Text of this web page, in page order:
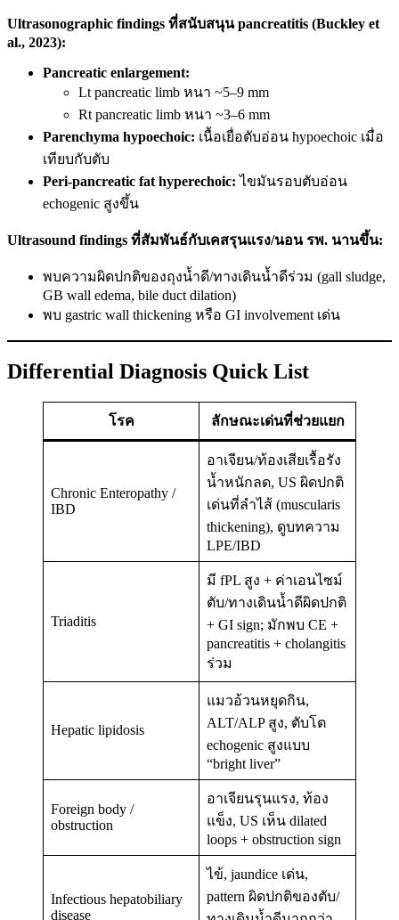
Ultrasonographic findings ที่สนับสนุน pancreatitis (Buckley et
al., 2023):
Pancreatic enlargement:
Lt pancreatic limb หนา ~5–9 mm
Rt pancreatic limb หนา ~3–6 mm
Parenchyma hypoechoic: เนื้อเยื่อตับอ่อน hypoechoic เมื่อ
เทียบกับตับ
Peri-pancreatic fat hyperechoic: ไขมันรอบตับอ่อน
echogenic สูงขึ้น
Ultrasound findings ที่สัมพันธ์กับเคสรุนแรง/นอน รพ. นานขึ้น:
พบความผิดปกติของถุงน้ำดี/ทางเดินน้ำดีร่วม (gall sludge,
GB wall edema, bile duct dilation)
พบ gastric wall thickening หรือ GI involvement เด่น
Differential Diagnosis Quick List
โรค ลักษณะเด่นที่ช่วยแยก
Chronic Enteropathy /
IBD
อาเจียน/ท้องเสียเรื้อรัง
น้ำหนักลด, US ผิดปกติ
เด่นที่ลำไส้ (muscularis
thickening), ดูบทความ
LPE/IBD
Triaditis
มี fPL สูง + ค่าเอนไซม์
ตับ/ทางเดินน้ำดีผิดปกติ
+ GI sign; มักพบ CE +
pancreatitis + cholangitis
ร่วม
Hepatic lipidosis
แมวอ้วนหยุดกิน,
ALT/ALP สูง, ตับโต
echogenic สูงแบบ
“bright liver”
Foreign body /
obstruction
อาเจียนรุนแรง, ท้อง
แข็ง, US เห็น dilated
loops + obstruction sign
Infectious hepatobiliary
disease
ไข้, jaundice เด่น,
pattern ผิดปกติของตับ/